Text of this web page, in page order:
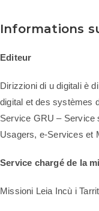
Informations
Editeur
Dirizzioni di u digitali è
digital et des systèmes
Service GRU – Service
Usagers, e-Services et
Service chargé de la
Missioni Leia Incù i